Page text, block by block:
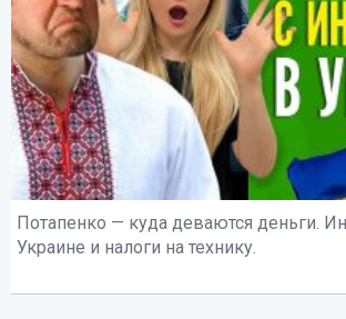
Потапенко — куда деваются деньги.
Украине и налоги на технику.